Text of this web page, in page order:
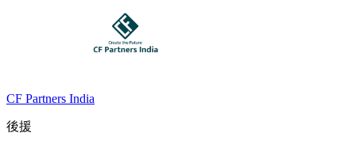
CF Partners India
後援